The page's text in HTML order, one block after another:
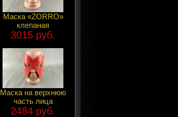
Маска «ZORRO»
клепаная
3015 руб.
Маска на верхнюю
часть лица
2484 руб.